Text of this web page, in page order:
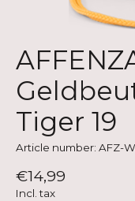
Tiger 19
Article number: AFZ-
€14,99
Incl. tax